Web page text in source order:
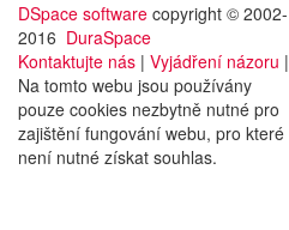
DSpace software copyright © 2002-
2016 DuraSpace
Kontaktujte nás | Vyjádření názoru |
Na tomto webu jsou používány
pouze cookies nezbytně nutné pro
zajištění fungování webu, pro které
není nutné získat souhlas.